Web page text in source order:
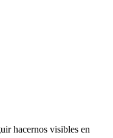
hacernos visibles en